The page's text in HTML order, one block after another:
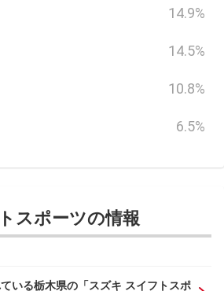
14.9%
14.5%
10.8%
6.5%
スポーツの情報
いる栃木県の「スズキ スイフトスポ